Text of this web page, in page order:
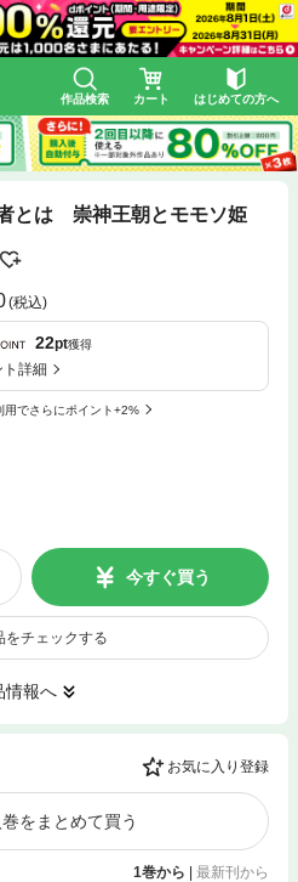
作品検索 カート はじめての方へ
とは 崇神王朝とモモソ姫
(税込)
22pt獲得
詳細
用でさらにポイント+2%
今すぐ買う
をチェックする
情報へ
お気に入り登録
をまとめて買う
1巻から 最新刊から